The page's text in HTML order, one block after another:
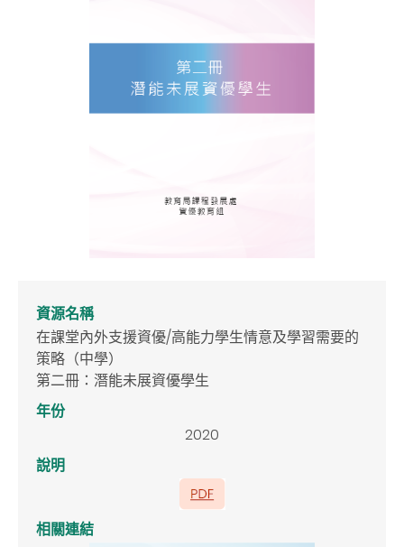
資源名稱
在課堂內外支援資優/高能力學生情意及學習需要的
策略（中學）
第二冊：潛能未展資優學生
年份
2020
說明
相關連結